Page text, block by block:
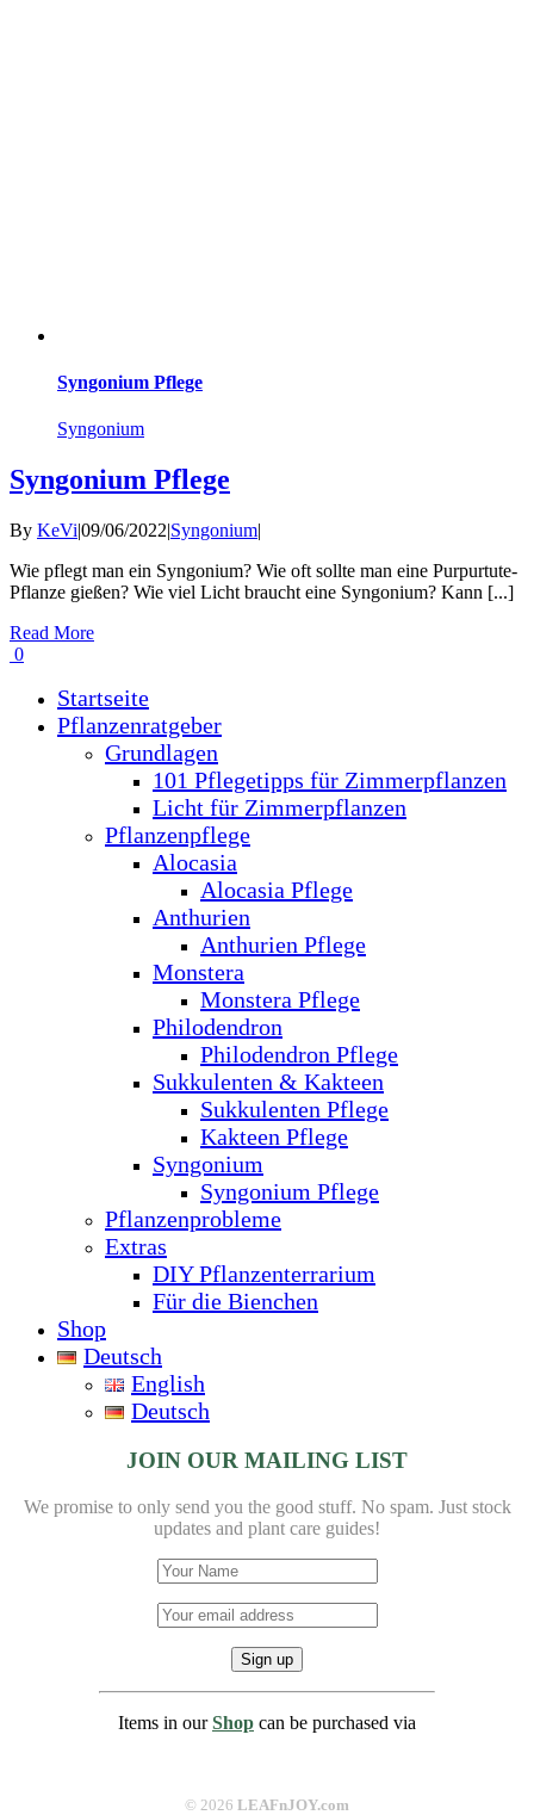
Syngonium Pflege
Syngonium
Syngonium Pflege
By KeVi|09/06/2022|Syngonium|
Wie pflegt man ein Syngonium? Wie oft sollte man eine Purpurtute-
Pflanze gießen? Wie viel Licht braucht eine Syngonium? Kann [...]
Read More
0
Startseite
Pflanzenratgeber
Grundlagen
101 Pflegetipps für Zimmerpflanzen
Licht für Zimmerpflanzen
Pflanzenpflege
Alocasia
Alocasia Pflege
Anthurien
Anthurien Pflege
Monstera
Monstera Pflege
Philodendron
Philodendron Pflege
Sukkulenten & Kakteen
Sukkulenten Pflege
Kakteen Pflege
Syngonium
Syngonium Pflege
Pflanzenprobleme
Extras
DIY Pflanzenterrarium
Für die Bienchen
Shop
Deutsch
English
Deutsch
JOIN OUR MAILING LIST
We promise to only send you the good stuff. No spam. Just stock
updates and plant care guides!
Items in ourShop can be purchased via
© 2026 LEAFnJOY.com